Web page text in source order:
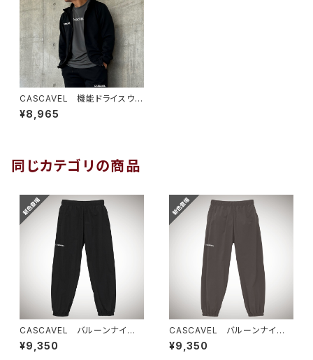
CASCAVEL 機能ドライスウェ
ットZIPフーディー ブラック
¥8,965
同じカテゴリの商品
CASCAVEL バルーンナイロ
ンパンツ ブラック
¥9,350
CASCAVEL バルーンナイロ
ンパンツ チャコールグレー
¥9,350